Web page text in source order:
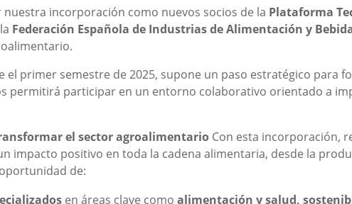
nuestra incorporación como nuevos socios de la Plataforma
Federación Española de Industrias de Alimentación y
el primer semestre de 2025, supone un paso estratégico para
permitirá participar en un entorno colaborativo orientado a
el sector agroalimentario Con esta incorporación,
impacto positivo en toda la cadena alimentaria, desde la
de:
en áreas clave comoalimentación y salud,